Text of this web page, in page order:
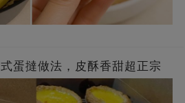
蛋撻做法，皮酥香甜超正宗